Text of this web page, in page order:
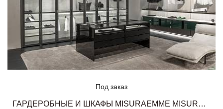
Под заказ
ГАРДЕРОБНЫЕ И ШКАФЫ MISURAEMME MISURAEMME